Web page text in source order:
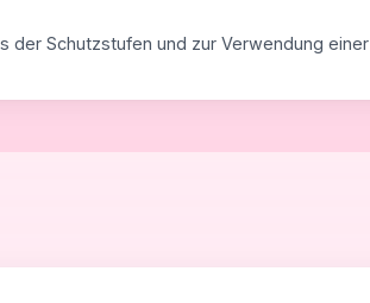
der Schutzstufen und zur Verwendung einer